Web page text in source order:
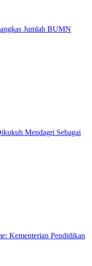
Jumlah BUMN
Mendagri Sebagai
Kementerian Pendidikan